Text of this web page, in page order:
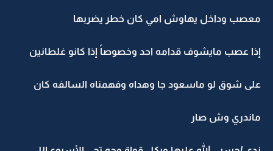
معصب وداخل يهاوش امي كان خطر يضربها
إذا عصب مايشوف قدامه احد وخصوصاً إذا كانو غلطانين
على شوق لو ماسعود جا وهداه وفهمناه السالفه كان
ماندري وش صار